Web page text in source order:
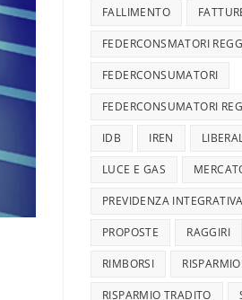
FALLIMENTO
FEDERCONSMATORI
FEDERCONSUMATORI
FEDERCONSUMATORI
IDB IREN
LUCE E GAS
PREVIDENZA INTEGRATIVA
PROPOSTE RAGGIRI
RIMBORSI RISPARMIO
RISPARMIO TRADITO